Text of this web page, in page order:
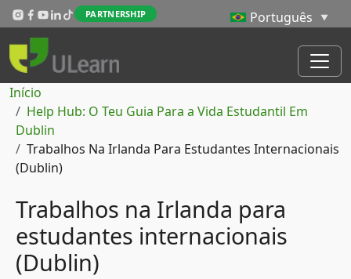
Passar para o conteúdo principal
PARTNERSHIP
Navegação estrutural
Início
Help Hub: O Teu Guia Para a Vida Estudantil Em
Dublin
Trabalhos Na Irlanda Para Estudantes Internacionais
(Dublin)
Trabalhos na Irlanda para
estudantes internacionais
(Dublin)